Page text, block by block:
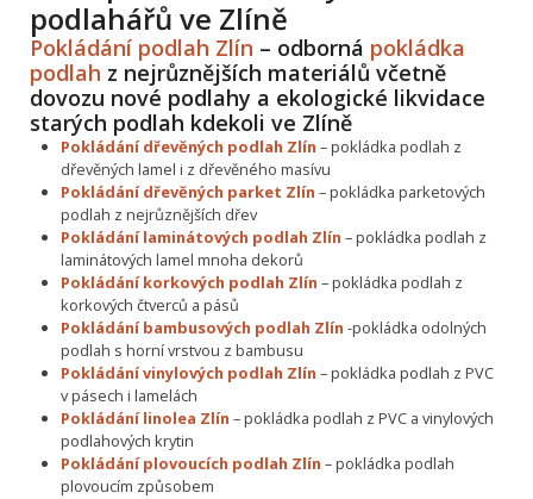
podlahářů ve Zlíně
Pokládání podlah Zlín – odborná pokládka
podlah z nejrůznějších materiálů včetně
dovozu nové podlahy a ekologické likvidace
starých podlah kdekoli ve Zlíně
Pokládání dřevěných podlah Zlín – pokládka podlah z
dřevěných lamel i z dřevěného masívu
Pokládání dřevěných parket Zlín – pokládka parketových
podlah z nejrůznějších dřev
Pokládání laminátových podlah Zlín – pokládka podlah z
laminátových lamel mnoha dekorů
Pokládání korkových podlah Zlín – pokládka podlah z
korkových čtverců a pásů
Pokládání bambusových podlah Zlín -pokládka odolných
podlah s horní vrstvou z bambusu
Pokládání vinylových podlah Zlín – pokládka podlah z PVC
v pásech i lamelách
Pokládání linolea Zlín – pokládka podlah z PVC a vinylových
podlahových krytin
Pokládání plovoucích podlah Zlín – pokládka podlah
plovoucím způsobem